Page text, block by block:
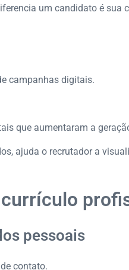
um candidato é sua
campanhas digitais.
que aumentaram a
ajuda o recrutador a
pessoais
contato.